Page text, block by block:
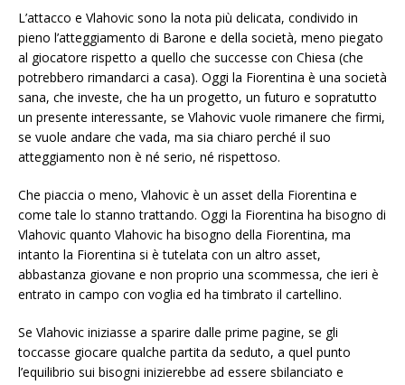
L’attacco e Vlahovic sono la nota più delicata, condivido in
pieno l’atteggiamento di Barone e della società, meno piegato
al giocatore rispetto a quello che successe con Chiesa (che
potrebbero rimandarci a casa). Oggi la Fiorentina è una società
sana, che investe, che ha un progetto, un futuro e sopratutto
un presente interessante, se Vlahovic vuole rimanere che firmi,
se vuole andare che vada, ma sia chiaro perché il suo
atteggiamento non è né serio, né rispettoso.
Che piaccia o meno, Vlahovic è un asset della Fiorentina e
come tale lo stanno trattando. Oggi la Fiorentina ha bisogno di
Vlahovic quanto Vlahovic ha bisogno della Fiorentina, ma
intanto la Fiorentina si è tutelata con un altro asset,
abbastanza giovane e non proprio una scommessa, che ieri è
entrato in campo con voglia ed ha timbrato il cartellino.
Se Vlahovic iniziasse a sparire dalle prime pagine, se gli
toccasse giocare qualche partita da seduto, a quel punto
l’equilibrio sui bisogni inizierebbe ad essere sbilanciato e